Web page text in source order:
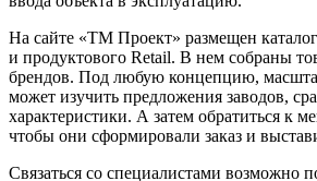
На сайте «ТМ Проект» размещен
и продуктового Retail. В нем собраны
брендов. Под любую концепцию,
может изучить предложения заводов,
характеристики. А затем обратиться к
чтобы они сформировали заказ и
Связаться со специалистами возможно